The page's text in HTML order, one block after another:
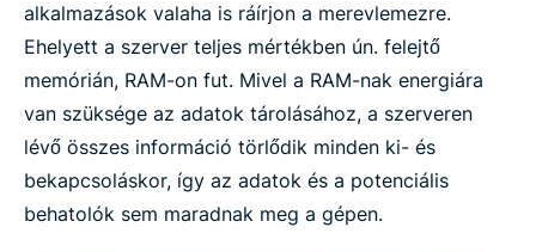
alkalmazások valaha is ráírjon a merevlemezre.
Ehelyett a szerver teljes mértékben ún. felejtő
memórián, RAM-on fut. Mivel a RAM-nak energiára
van szüksége az adatok tárolásához, a szerveren
lévő összes információ törlődik minden ki- és
bekapcsoláskor, így az adatok és a potenciális
behatolók sem maradnak meg a gépen.